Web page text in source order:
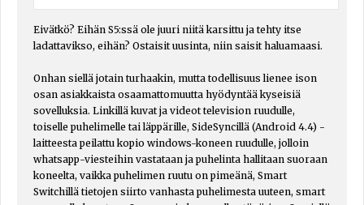
Eivätkö? Eihän S5:ssä ole juuri niitä karsittu ja tehty itse
ladattavikso, eihän? Ostaisit uusinta, niin saisit haluamaasi.
Onhan siellä jotain turhaakin, mutta todellisuus lienee ison
osan asiakkaista osaamattomuutta hyödyntää kyseisiä
sovelluksia. Linkillä kuvat ja videot television ruudulle,
toiselle puhelimelle tai läppärille, SideSyncillä (Android 4.4) -
laitteesta peilattu kopio windows-koneen ruudulle, jolloin
whatsapp-viesteihin vastataan ja puhelinta hallitaan suoraan
koneelta, vaikka puhelimen ruutu on pimeänä, Smart
Switchillä tietojen siirto vanhasta puhelimesta uuteen, smart